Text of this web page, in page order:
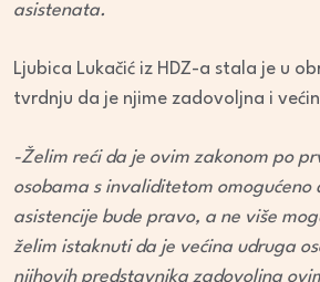
asistenata.
Ljubica Lukačić iz HDZ-a stala je u
tvrdnju da je njime zadovoljna i
-Želim reći da je ovim zakonom po
osobama s invaliditetom omogućeno
asistencije bude pravo, a ne više
želim istaknuti da je većina udruga
njihovih predstavnika zadovoljna